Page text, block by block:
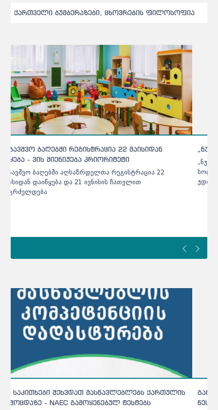
ქართველი ბუმბერაზები, ცხოვრების ფილოსოფია
„ნუცას ბაგა-ბაღის“ შემოქმედი პატარები
„ნუცას ბაგა-ბაღში“ თითოეული ბავშვის ემოციურ,
სოციალურ, ინტელექტუალურ და ფიზიკურ განვითარებას
უდიდესი ყურადღება ექცევა
განათლების მინისტრის ბრძანებით თსუ-ს
წესდებაში ცვლილებები შევიდა